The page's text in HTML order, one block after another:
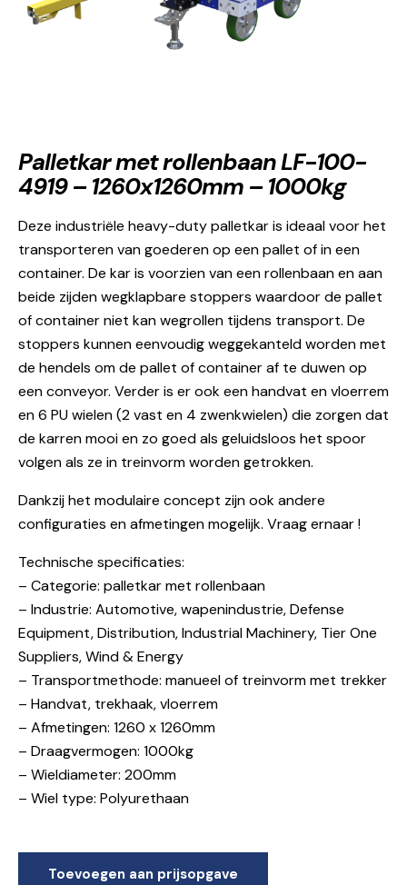
Palletkar met rollenbaan LF-100-
4919 – 1260x1260mm – 1000kg
Deze industriële heavy-duty palletkar is ideaal voor het
transporteren van goederen op een pallet of in een
container. De kar is voorzien van een rollenbaan en aan
beide zijden wegklapbare stoppers waardoor de pallet
of container niet kan wegrollen tijdens transport. De
stoppers kunnen eenvoudig weggekanteld worden met
de hendels om de pallet of container af te duwen op
een conveyor. Verder is er ook een handvat en vloerrem
en 6 PU wielen (2 vast en 4 zwenkwielen) die zorgen dat
de karren mooi en zo goed als geluidsloos het spoor
volgen als ze in treinvorm worden getrokken.
Dankzij het modulaire concept zijn ook andere
configuraties en afmetingen mogelijk. Vraag ernaar !
Technische specificaties:
– Categorie: palletkar met rollenbaan
– Industrie: Automotive, wapenindustrie, Defense
Equipment, Distribution, Industrial Machinery, Tier One
Suppliers, Wind & Energy
– Transportmethode: manueel of treinvorm met trekker
– Handvat, trekhaak, vloerrem
– Afmetingen: 1260 x 1260mm
– Draagvermogen: 1000kg
– Wieldiameter: 200mm
– Wiel type: Polyurethaan
Toevoegen aan prijsopgave